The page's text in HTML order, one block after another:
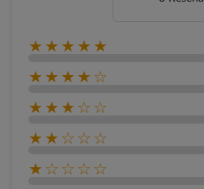
★★★★★
★★★★☆
★★★☆☆
★★☆☆☆
★☆☆☆☆